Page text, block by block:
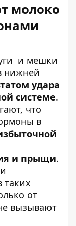
молоко
и мешки
нижней
удара
системе.
что
в
и прыщи.
таких
от
вызывают